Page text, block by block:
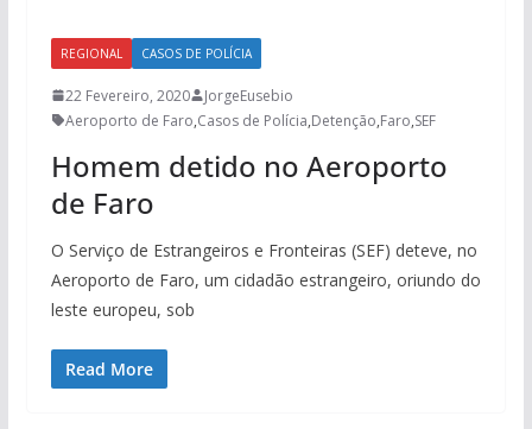
REGIONAL CASOS DE POLÍCIA
22 Fevereiro, 2020
JorgeEusebio
Aeroporto de Faro,Casos de Polícia,Detenção,Faro,SEF
Homem detido no Aeroporto
de Faro
O Serviço de Estrangeiros e Fronteiras (SEF) deteve, no
Aeroporto de Faro, um cidadão estrangeiro, oriundo do
leste europeu, sob
Read More